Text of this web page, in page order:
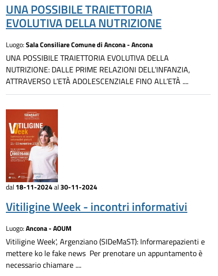
UNA POSSIBILE TRAIETTORIA
EVOLUTIVA DELLA NUTRIZIONE
Luogo:Sala Consiliare Comune di Ancona - Ancona
UNA POSSIBILE TRAIETTORIA EVOLUTIVA DELLA
NUTRIZIONE: DALLE PRIME RELAZIONI DELL’INFANZIA,
ATTRAVERSO L’ETÀ ADOLESCENZIALE FINO ALL’ETÀ ....
dal 18-11-2024al30-11-2024
Vitiligine Week - incontri informativi
Luogo:Ancona - AOUM
Vitiligine Week', Argenziano (SIDeMaST): Informarepazienti e
mettere ko le fake news Per prenotare un appuntamento è
necessario chiamare ....